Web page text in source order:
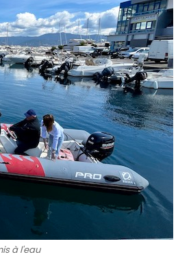
à l'eau